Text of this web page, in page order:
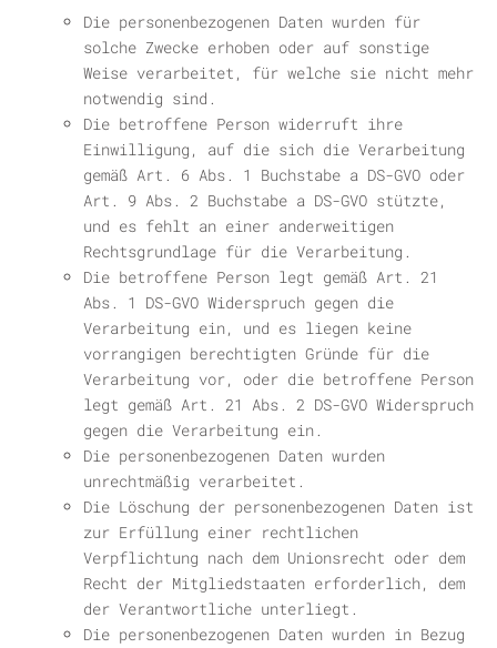
Die personenbezogenen Daten wurden für
solche Zwecke erhoben oder auf sonstige
Weise verarbeitet, für welche sie nicht mehr
notwendig sind.
Die betroffene Person widerruft ihre
Einwilligung, auf die sich die Verarbeitung
gemäß Art. 6 Abs. 1 Buchstabe a DS-GVO oder
Art. 9 Abs. 2 Buchstabe a DS-GVO stützte,
und es fehlt an einer anderweitigen
Rechtsgrundlage für die Verarbeitung.
Die betroffene Person legt gemäß Art. 21
Abs. 1 DS-GVO Widerspruch gegen die
Verarbeitung ein, und es liegen keine
vorrangigen berechtigten Gründe für die
Verarbeitung vor, oder die betroffene Person
legt gemäß Art. 21 Abs. 2 DS-GVO Widerspruch
gegen die Verarbeitung ein.
Die personenbezogenen Daten wurden
unrechtmäßig verarbeitet.
Die Löschung der personenbezogenen Daten ist
zur Erfüllung einer rechtlichen
Verpflichtung nach dem Unionsrecht oder dem
Recht der Mitgliedstaaten erforderlich, dem
der Verantwortliche unterliegt.
Die personenbezogenen Daten wurden in Bezug